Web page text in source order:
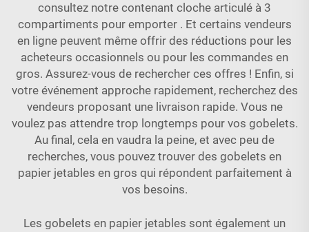
consultez notre contenant cloche articulé à 3
compartiments pour emporter . Et certains vendeurs
en ligne peuvent même offrir des réductions pour les
acheteurs occasionnels ou pour les commandes en
gros. Assurez-vous de rechercher ces offres ! Enfin, si
votre événement approche rapidement, recherchez des
vendeurs proposant une livraison rapide. Vous ne
voulez pas attendre trop longtemps pour vos gobelets.
Au final, cela en vaudra la peine, et avec peu de
recherches, vous pouvez trouver des gobelets en
papier jetables en gros qui répondent parfaitement à
vos besoins.
Les gobelets en papier jetables sont également un